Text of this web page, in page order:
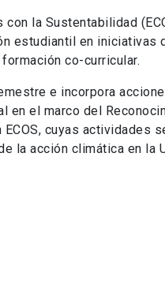
la Sustentabilidad
estudiantil en iniciativas
co-curricular.
e incorpora
en el marco del
cuyas actividades
la acción climática en la